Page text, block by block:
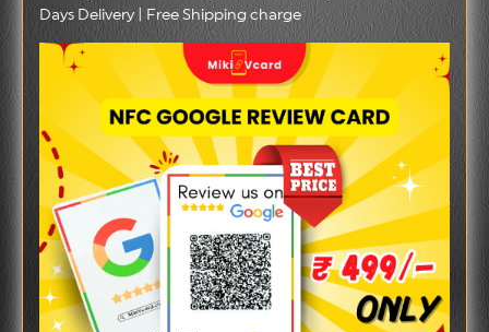
Days Delivery | Free Shipping charge